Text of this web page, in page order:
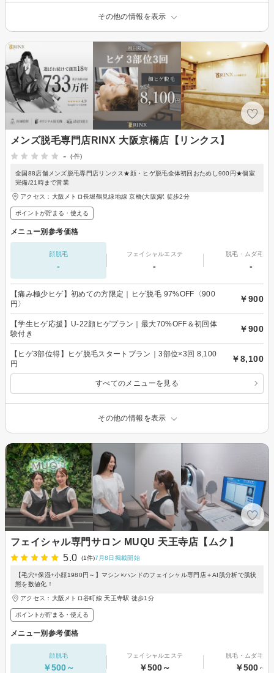
その他の情報を表示
メンズ脱毛専門店RINX 大阪京橋店【リンクス】
-
(-件)
全国88店舗メンズ脱毛専門店リンクス★顔・ヒゲ脱毛全体初回おためし900円★個室
完備/21時まで営業
アクセス：大阪メトロ長堀鶴見緑地線 京橋(大阪)駅 徒歩2分
ポイントが貯まる・使える
メニュー別参考価格
顔脱毛
-
フェイシャルエステ
-
脱毛・ムダ毛処
-
【痛み極少ヒゲ】初めての方限定｜ヒゲ脱毛 97%OFF〈900
円〉
￥900
【学生ヒゲ応援】U-22顔ヒゲプラン｜最大70%OFF＆初回体
験付き
￥900
【ヒゲ3部位得】ヒゲ脱毛スタートプラン｜3部位×3回 8,100
円
￥8,100
すべてのメニューを見る
その他の情報を表示
フェイシャル専門サロン MUQU 天王寺店【ムク】
5.0
(1件)7月8日掲載開始
【毛穴+保湿+小顔1980円～】マシン×ハンドのフェイシャル専門店＋AI肌分析で肌状
態を数値化！
アクセス：大阪メトロ谷町線 天王寺駅 徒歩1分
ポイントが貯まる・使える
メニュー別参考価格
顔脱毛
￥500～
フェイシャルエステ
￥500～
脱毛・ムダ毛処
￥500～